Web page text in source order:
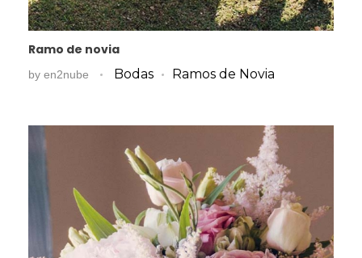
Ramo de novia
by en2nube Bodas Ramos de Novia